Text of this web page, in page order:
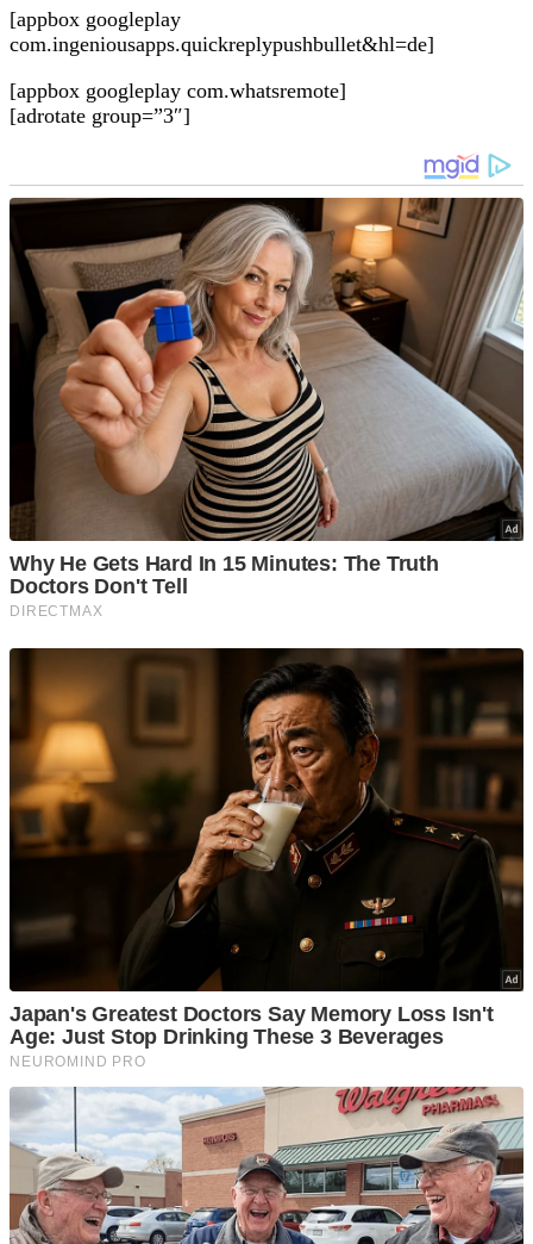
[appbox googleplay
com.ingeniousapps.quickreplypushbullet&hl=de]
[appbox googleplay com.whatsremote]
[adrotate group=”3″]